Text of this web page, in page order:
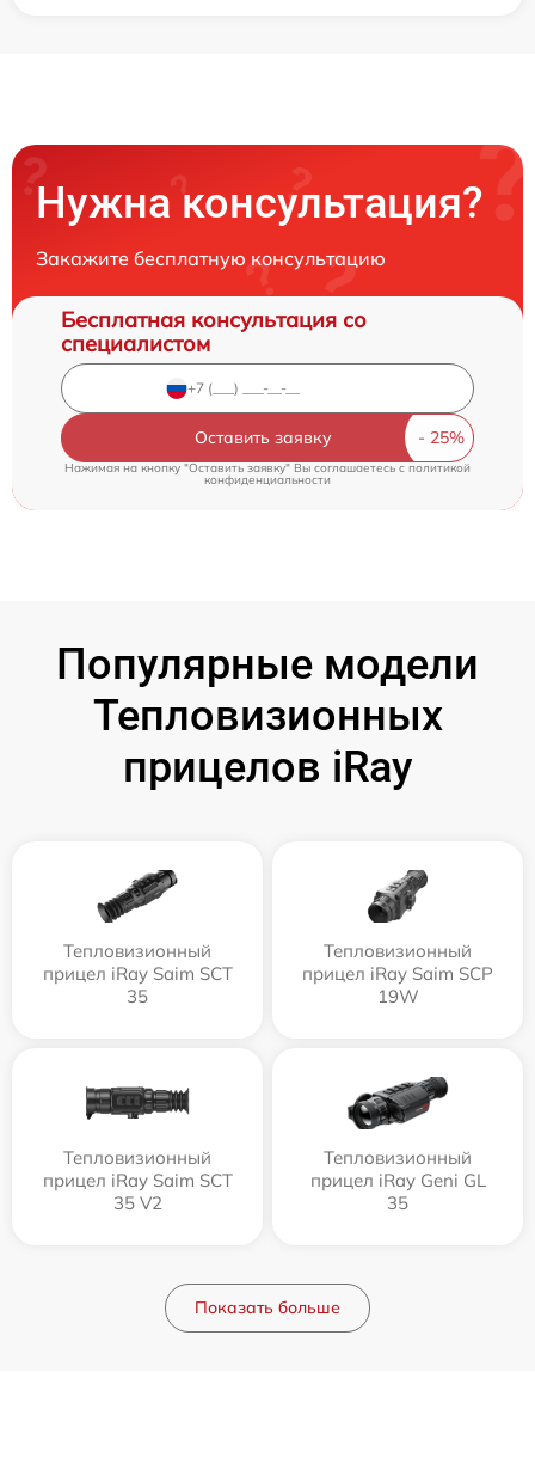
Нужна консультация?
Закажите бесплатную консультацию
Бесплатная консультация со
специалистом
Оставить заявку
Нажимая на кнопку "Оставить заявку" Вы соглашаетесь cполитикой
конфиденциальности
Популярные модели
Тепловизионных
прицелов iRay
Тепловизионный
прицел iRay Saim SCT
35
Тепловизионный
прицел iRay Saim SCP
19W
Тепловизионный
прицел iRay Saim SCT
35 V2
Тепловизионный
прицел iRay Geni GL
35
Показать больше